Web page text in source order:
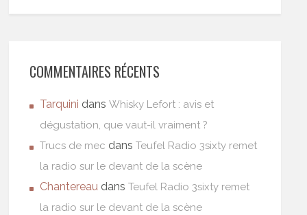
COMMENTAIRES RÉCENTS
Tarquini dansWhisky Lefort : avis et
dégustation, que vaut-il vraiment ?
Trucs de mec dansTeufel Radio 3sixty remet
la radio sur le devant de la scène
Chantereau dansTeufel Radio 3sixty remet
la radio sur le devant de la scène